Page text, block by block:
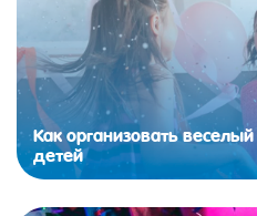
Как организовать
детей